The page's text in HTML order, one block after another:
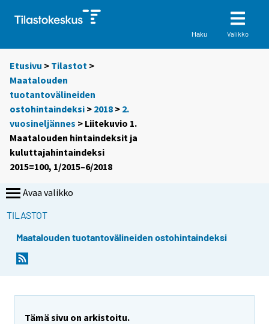
Haku Valikko
Etusivu > Tilastot >
Maatalouden
tuotantovälineiden
ostohintaindeksi > 2018 > 2.
vuosineljännes > Liitekuvio 1.
Maatalouden hintaindeksit ja
kuluttajahintaindeksi
2015=100, 1/2015–6/2018
Avaa valikko
TILASTOT
Maatalouden tuotantovälineiden ostohintaindeksi
Tämä sivu on arkistoitu.